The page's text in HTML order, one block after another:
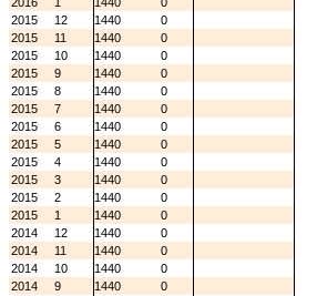
2015
12 1440
0
2015
11 1440
0
2015
10 1440
0
2015
9 1440
0
2015
8 1440
0
2015
7 1440
0
2015
6 1440
0
2015
5 1440
0
2015
4 1440
0
2015
3 1440
0
2015
2 1440
0
2015
1 1440
0
2014
12 1440
0
2014
11 1440
0
2014
10 1440
0
2014
9 1440
0